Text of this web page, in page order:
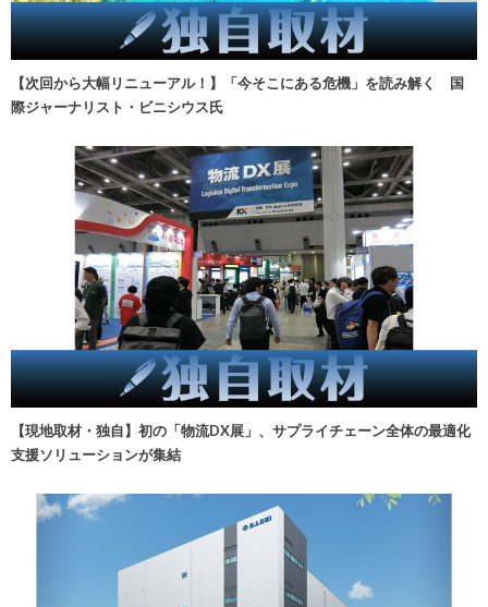
【次回から大幅リニューアル！】「今そこにある危機」を読み解く 国
際ジャーナリスト・ビニシウス氏
【現地取材・独自】初の「物流DX展」、サプライチェーン全体の最適化
支援ソリューションが集結